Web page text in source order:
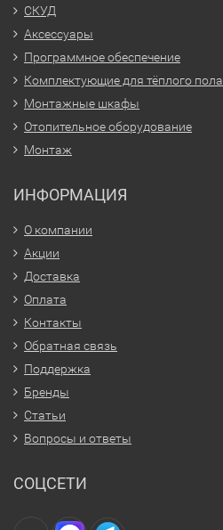
СКУД
Аксессуары
Программное обеспечение
Комплектующие для тёплого пола
Монтажные шкафы
Отопительное оборудование
Монтаж
ИНФОРМАЦИЯ
О компании
Акции
Доставка
Оплата
Контакты
Обратная связь
Поддержка
Бренды
Статьи
Вопросы и ответы
СОЦСЕТИ